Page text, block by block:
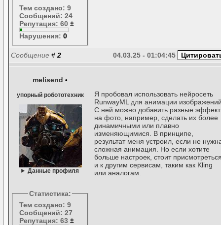
Тем создано: 9
Сообщений: 24
Репутация: 60 ±
Нарушения: 0
Сообщение # 2 04.03.25 - 01:04:45
melisend •
упорный робототехник
Данные профиля
Статистика:
Тем создано: 9
Сообщений: 27
Репутация: 63 ±
Я пробовал использовать нейросеть
RunwayML для анимации
С ней можно добавить разные
на фото, например, сделать их более
динамичными или плавно
изменяющимися. В принципе,
результат меня устроил, если не
сложная анимация. Но если хотите
больше настроек, стоит
и к другим сервисам, таким как Kling
или аналогам.